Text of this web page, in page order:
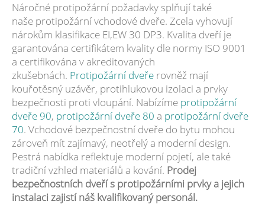
Náročné protipožární požadavky splňují také
naše protipožární vchodové dveře. Zcela vyhovují
nárokům klasifikace EI,EW 30 DP3. Kvalita dveří je
garantována certifikátem kvality dle normy ISO 9001
a certifikována v akreditovaných
zkušebnách. Protipožární dveře rovněž mají
kouřotěsný uzávěr, protihlukovou izolaci a prvky
bezpečnosti proti vloupání. Nabízíme protipožární
dveře 90, protipožární dveře 80 a protipožární dveře
70. Vchodové bezpečnostní dveře do bytu mohou
zároveň mít zajímavý, neotřelý a moderní design.
Pestrá nabídka reflektuje moderní pojetí, ale také
tradiční vzhled materiálů a kování. Prodej
bezpečnostních dveří s protipožárními prvky a jejich
instalaci zajistí náš kvalifikovaný personál.